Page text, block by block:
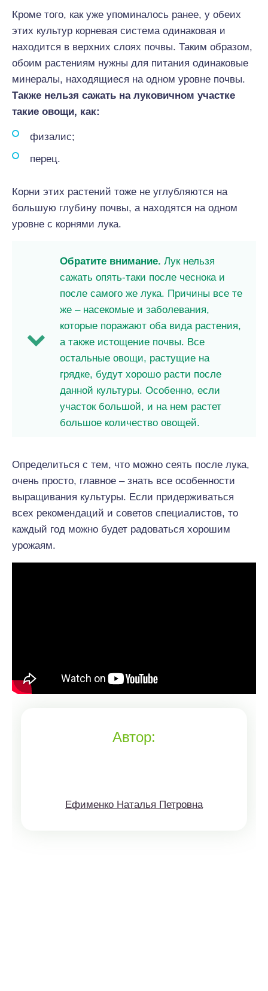
Кроме того, как уже упоминалось ранее, у обеих
этих культур корневая система одинаковая и
находится в верхних слоях почвы. Таким образом,
обоим растениям нужны для питания одинаковые
минералы, находящиеся на одном уровне почвы.
Также нельзя сажать на луковичном участке
такие овощи, как:
физалис;
перец.
Корни этих растений тоже не углубляются на
большую глубину почвы, а находятся на одном
уровне с корнями лука.
Обратите внимание. Лук нельзя
сажать опять-таки после чеснока и
после самого же лука. Причины все те
же – насекомые и заболевания,
которые поражают оба вида растения,
а также истощение почвы. Все
остальные овощи, растущие на
грядке, будут хорошо расти после
данной культуры. Особенно, если
участок большой, и на нем растет
большое количество овощей.
Определиться с тем, что можно сеять после лука,
очень просто, главное – знать все особенности
выращивания культуры. Если придерживаться
всех рекомендаций и советов специалистов, то
каждый год можно будет радоваться хорошим
урожаям.
Автор:
Ефименко Наталья Петровна